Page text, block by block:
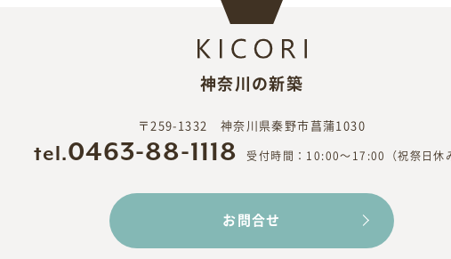
神奈川の新築
〒259-1332 神奈川県秦野市菖蒲1030
tel.0463-88-1118 受付時間：10:00〜17:00（祝祭日休
お問合せ